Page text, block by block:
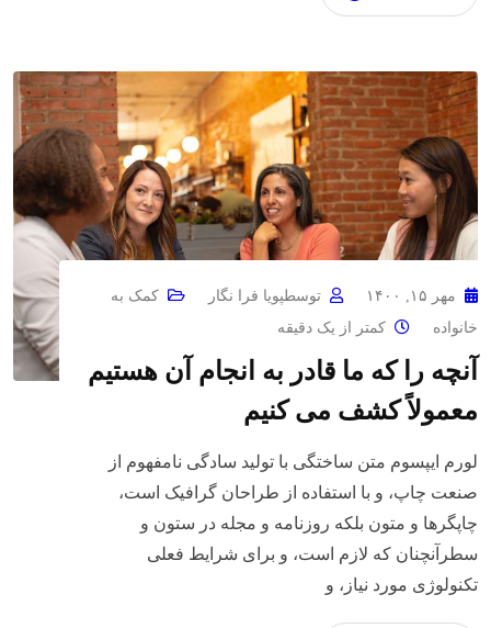
مهر ۱۵, ۱۴۰۰ توسطپویا فرا نگار
کمک به
خانواده
کمتر از یک دقیقه
آنچه را که ما قادر به انجام آن هستیم
معمولاً کشف می کنیم
لورم ایپسوم متن ساختگی با تولید سادگی نامفهوم از
صنعت چاپ، و با استفاده از طراحان گرافیک است،
چاپگرها و متون بلکه روزنامه و مجله در ستون و
سطرآنچنان که لازم است، و برای شرایط فعلی
تکنولوژی مورد نیاز، و